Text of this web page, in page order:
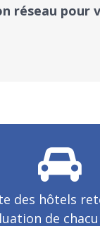
réseau pour
des hôtels
de